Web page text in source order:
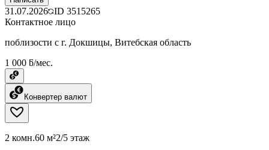
31.07.2026 ID 3515265
Контактное лицо
поблизости с г. Докшицы, Витебская область
1 000 ƃ/мес.
Конвертер валют
2 комн.60 м²2/5 этаж